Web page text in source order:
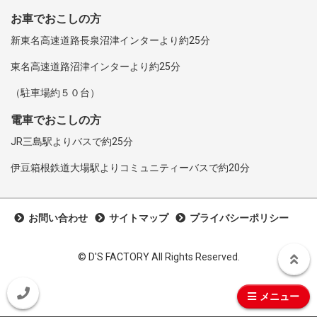
メニュー
お車でおこしの方
新東名高速道路長泉沼津インターより約25分
東名高速道路沼津インターより約25分
（駐車場約５０台）
電車でおこしの方
JR三島駅よりバスで約25分
伊豆箱根鉄道大場駅よりコミュニティーバスで約20分
お問い合わせ サイトマップ プライバシーポリシー
©︎ D'S FACTORY All Rights Reserved.